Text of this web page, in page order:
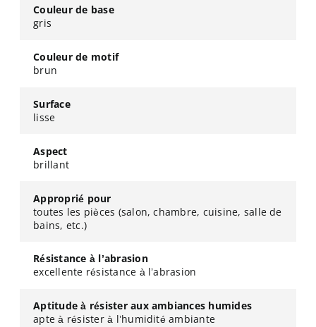
Couleur de base
gris
Couleur de motif
brun
Surface
lisse
Aspect
brillant
Approprié pour
toutes les pièces (salon, chambre, cuisine, salle de
bains, etc.)
Résistance à l’abrasion
excellente résistance à l’abrasion
Aptitude à résister aux ambiances humides
apte à résister à l’humidité ambiante